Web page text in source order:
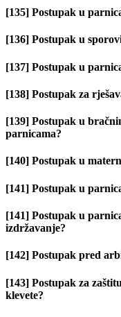
[135] Postupak u
[136] Postupak u
[137] Postupak u
[138] Postupak za
[139] Postupak u
[140] Postupak u
[141] Postupak u
[141] Postupak u
[142] Postupak
[143] Postupak za